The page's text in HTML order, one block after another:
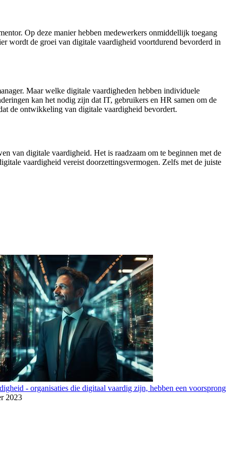
Op deze manier hebben medewerkers onmiddellijk toegang
wordt de groei van digitale vaardigheid voortdurend bevorderd in
Maar welke digitale vaardigheden hebben individuele
kan het nodig zijn dat IT, gebruikers en HR samen om de
de ontwikkeling van digitale vaardigheid bevordert.
van digitale vaardigheid. Het is raadzaam om te beginnen met de
vaardigheid vereist doorzettingsvermogen. Zelfs met de juiste
- organisaties die digitaal vaardig zijn, hebben een voorsprong
2023